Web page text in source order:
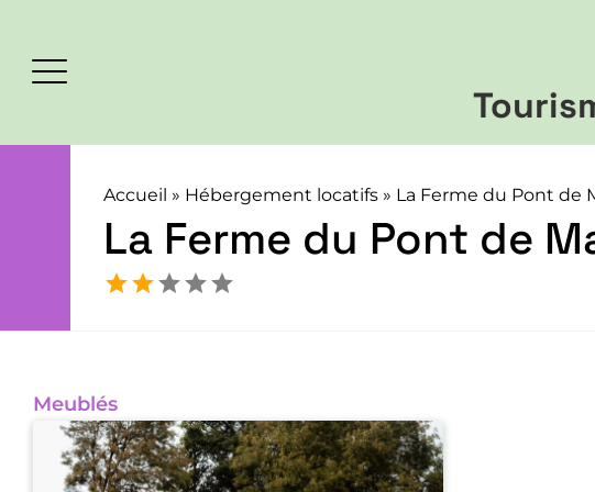
Accueil » Hébergement locatifs» La Ferme du Pont de
La Ferme du Pont de
Meublés